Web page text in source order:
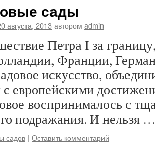
сады
августа, 2013 автором admin
Петра I за границу,
Франции,
искусство,
европейскими
воспринималось с
подражания. И нельзя
садов | Оставить комментарий